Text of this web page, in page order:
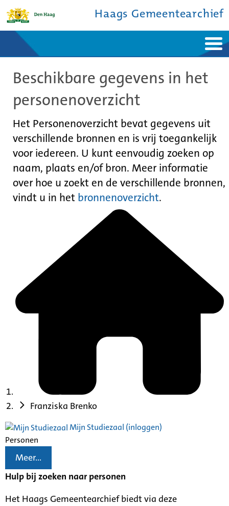
Haags Gemeentearchief
Ontdek de stad
De studiezaal
Bronnen en collecties
Contact
Beschikbare gegevens in het
personenoverzicht
Het Personenoverzicht bevat gegevens uit
verschillende bronnen en is vrij toegankelijk
voor iedereen. U kunt eenvoudig zoeken op
naam, plaats en/of bron. Meer informatie
over hoe u zoekt en de verschillende bronnen,
vindt u in het bronnenoverzicht.
Franziska Brenko
Mijn Studiezaal (inloggen)
Personen
Meer...
Hulp bij zoeken naar personen
Het Haags Gemeentearchief biedt via deze